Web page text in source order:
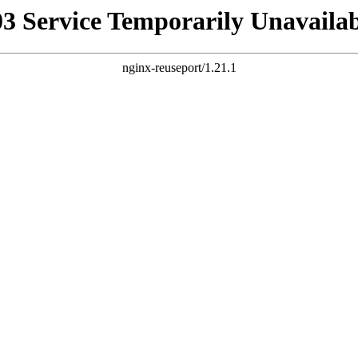
Service Temporarily
nginx-reuseport/1.21.1